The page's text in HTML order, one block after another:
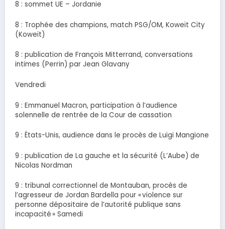
8 : sommet UE – Jordanie
8 : Trophée des champions, match PSG/OM, Koweït City
(Koweït)
8 : publication de François Mitterrand, conversations
intimes (Perrin) par Jean Glavany
Vendredi
9 : Emmanuel Macron, participation à l’audience
solennelle de rentrée de la Cour de cassation
9 : États-Unis, audience dans le procès de Luigi Mangione
9 : publication de La gauche et la sécurité (L’Aube) de
Nicolas Nordman
9 : tribunal correctionnel de Montauban, procès de
l’agresseur de Jordan Bardella pour « violence sur
personne dépositaire de l’autorité publique sans
incapacité » Samedi